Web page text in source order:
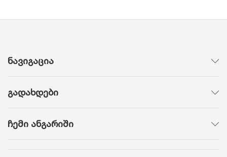
ნავიგაცია
გადახდები
ჩემი ანგარიში